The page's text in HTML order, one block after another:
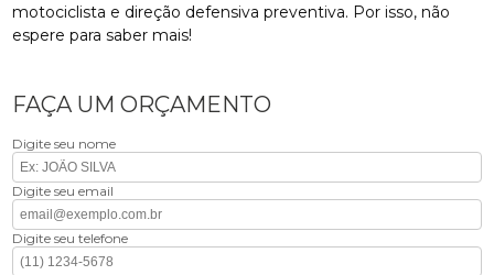
motociclista e direção defensiva preventiva. Por isso, não
espere para saber mais!
FAÇA UM ORÇAMENTO
Digite seu nome
Digite seu email
Digite seu telefone